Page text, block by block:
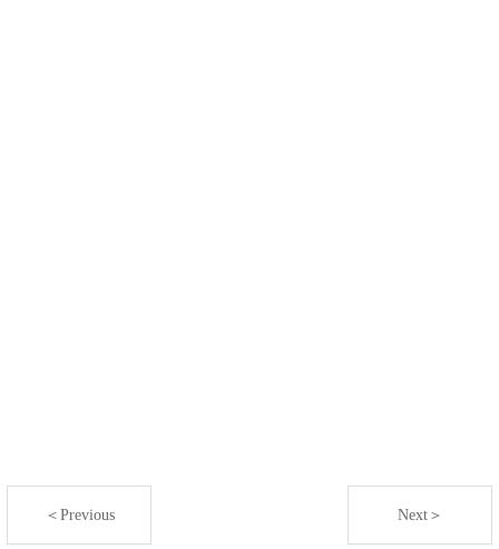
＜Previous Next＞